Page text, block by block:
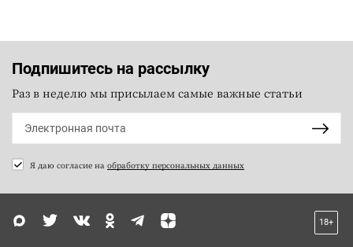
Подпишитесь на рассылку
Раз в неделю мы присылаем самые важные статьи
Я даю согласие на обработку персональных данных
18+